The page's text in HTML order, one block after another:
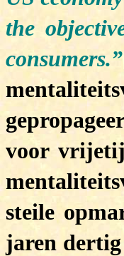
the
consumers.”
voor
steile
jaren